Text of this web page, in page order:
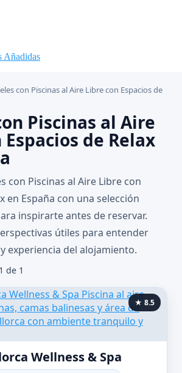
Añadidas
con Piscinas al Aire Libre con Espacios de
Piscinas al Aire
de Relax
con Piscinas al Aire Libre con
en España con una selección
inspirarte antes de reservar.
útiles para entender
experiencia del alojamiento.
de 1
★ 8.5
Wellness & Spa